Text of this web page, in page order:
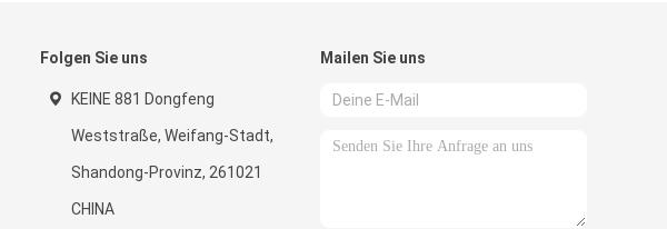
Folgen Sie uns
KEINE 881 Dongfeng
Weststraße, Weifang-Stadt,
Shandong-Provinz, 261021
CHINA
Mailen Sie uns